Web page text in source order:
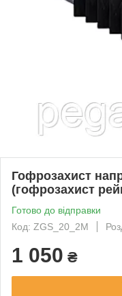
Гофрозахист
(гофрозахист
Готово до відправки
Код: ZGS_20_2M
1 050 ₴